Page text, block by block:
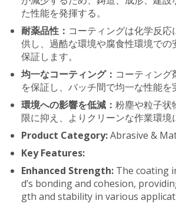
た性能を発揮する。
耐薬品性： コーティングは化学反応
供し、過酷な環境や腐食性環境での
保証します。
均一なコーティング： コーティング
を保証し、バッチ間で均一な性能を
環境への影響を低減： 粉塵や粒子状
限に抑え、よりクリーンな作業環境
Product Category:Abrasive &
Key Features:
Enhanced Strength: The coating
d’s bonding and cohesion,
gth and stability in various